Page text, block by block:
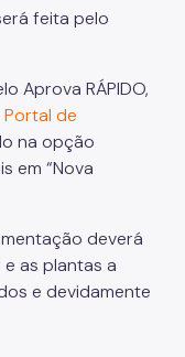
feita pelo
Aprova RÁPIDO,
Portal de
na opção
em “Nova
deverá
as plantas a
e devidamente